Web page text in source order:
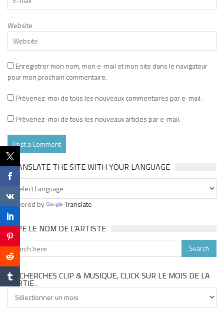
Website
Enregistrer mon nom, mon e-mail et mon site dans le navigateur
pour mon prochain commentaire.
Prévenez-moi de tous les nouveaux commentaires par e-mail.
Prévenez-moi de tous les nouveaux articles par e-mail.
TRANSLATE THE SITE WITH YOUR LANGUAGE
Powered by Translate
TAPE LE NOM DE L’ARTISTE
TU CHERCHES CLIP & MUSIQUE, CLICK SUR LE MOIS DE LA
SORTIE .
cherches